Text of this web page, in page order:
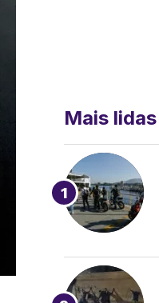
Mais lidas